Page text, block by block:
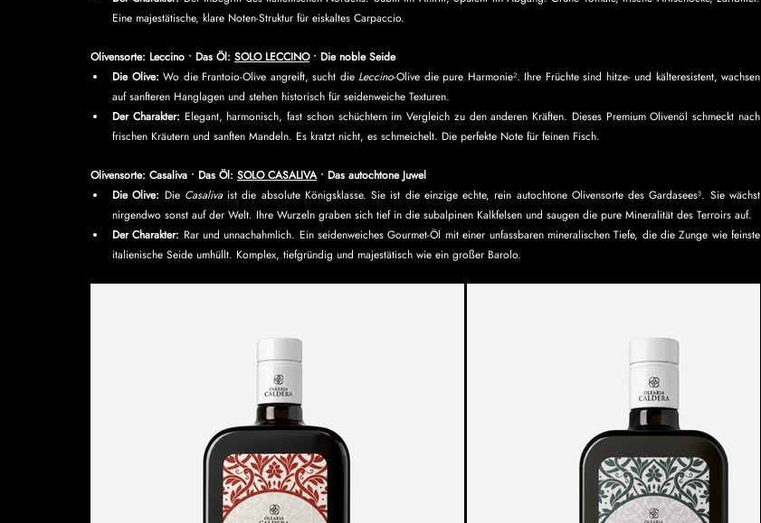
Eine majestätische, klare Noten-Struktur für eiskaltes Carpaccio.
Olivensorte: Leccino ∙ Das Öl: SOLO LECCINO ∙ Die noble Seide
Die Olive: Wo die Frantoio-Olive angreift, sucht die Leccino-Olive die pure Harmonie². Ihre Früchte sind hitze- und kälteresistent, wachsen
auf sanfteren Hanglagen und stehen historisch für seidenweiche Texturen.
Der Charakter: Elegant, harmonisch, fast schon schüchtern im Vergleich zu den anderen Kräften. Dieses Premium Olivenöl schmeckt nach
frischen Kräutern und sanften Mandeln. Es kratzt nicht, es schmeichelt. Die perfekte Note für feinen Fisch.
Olivensorte: Casaliva ∙ Das Öl: SOLO CASALIVA ∙ Das autochtone Juwel
Die Olive: Die Casaliva ist die absolute Königsklasse. Sie ist die einzige echte, rein autochtone Olivensorte des Gardasees³. Sie wächst
nirgendwo sonst auf der Welt. Ihre Wurzeln graben sich tief in die subalpinen Kalkfelsen und saugen die pure Mineralität des Terroirs auf.
Der Charakter: Rar und unnachahmlich. Ein seidenweiches Gourmet-Öl mit einer unfassbaren mineralischen Tiefe, die die Zunge wie feinste
italienische Seide umhüllt. Komplex, tiefgründig und majestätisch wie ein großer Barolo.